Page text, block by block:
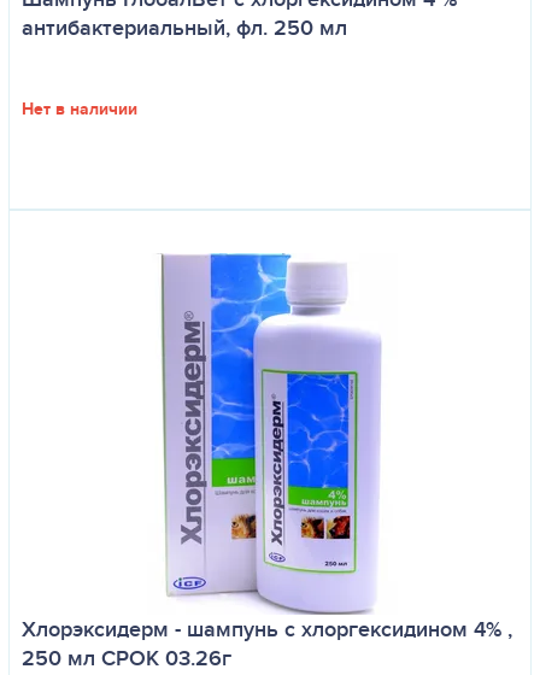
антибактериальный, фл. 250 мл
Нет в наличии
Хлорэксидерм - шампунь с хлоргексидином 4% ,
250 мл СРОК 03.26г